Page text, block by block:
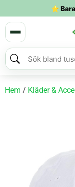
⭐ Bara
Hem / Kläder &